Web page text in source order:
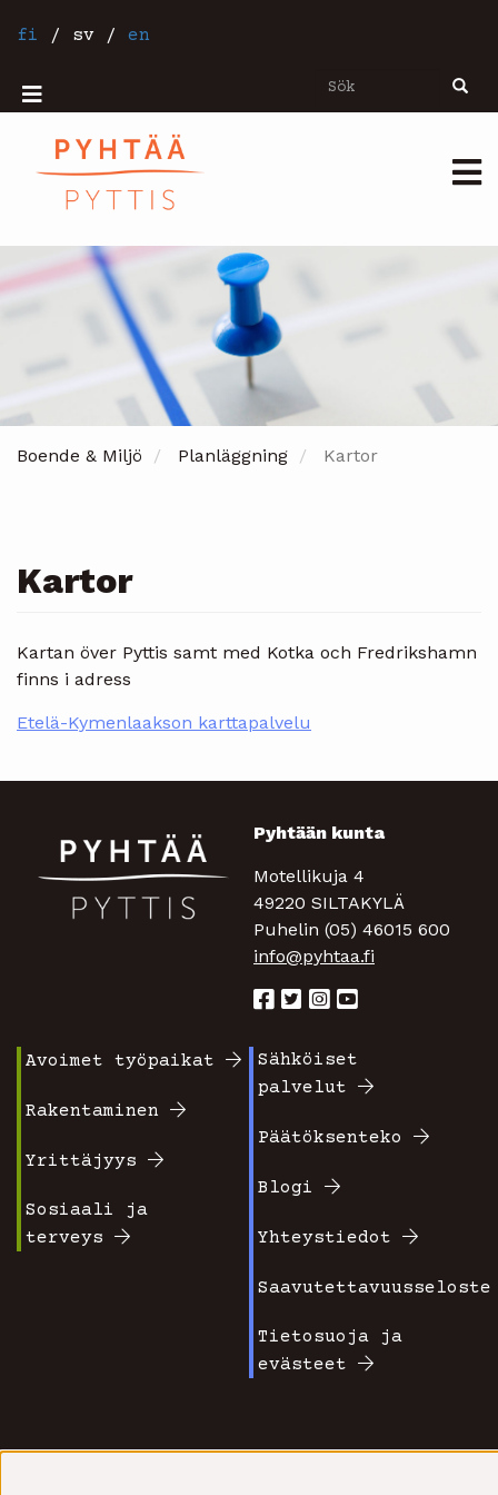
tillfi / sv / en
Sök Sök
Mobiilivalikko
Boende & Miljö Planläggning Kartor
Kartor
Kartan över Pyttis samt med Kotka och Fredrikshamn
finns i adress
Etelä-Kymenlaakson karttapalvelu
Pyhtään kunta
Motellikuja 4
49220 SILTAKYLÄ
Puhelin (05) 46015 600
info@pyhtaa.fi
valikko
1
Avoimet työpaikat
Rakentaminen
Yrittäjyys
Sosiaali ja
terveys
Footer
2
Sähköiset
palvelut
Päätöksenteko
Blogi
Yhteystiedot
Saavutettavuusseloste
Tietosuoja ja
evästeet